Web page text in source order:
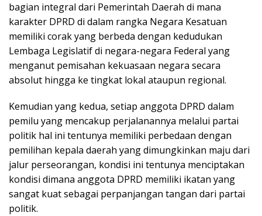
bagian integral dari Pemerintah Daerah di mana
karakter DPRD di dalam rangka Negara Kesatuan
memiliki corak yang berbeda dengan kedudukan
Lembaga Legislatif di negara-negara Federal yang
menganut pemisahan kekuasaan negara secara
absolut hingga ke tingkat lokal ataupun regional.
Kemudian yang kedua, setiap anggota DPRD dalam
pemilu yang mencakup perjalanannya melalui partai
politik hal ini tentunya memiliki perbedaan dengan
pemilihan kepala daerah yang dimungkinkan maju dari
jalur perseorangan, kondisi ini tentunya menciptakan
kondisi dimana anggota DPRD memiliki ikatan yang
sangat kuat sebagai perpanjangan tangan dari partai
politik.